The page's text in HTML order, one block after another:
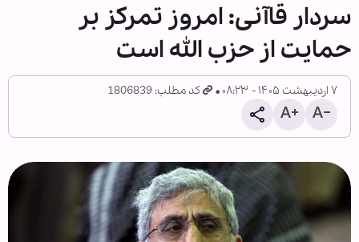
سردار قاآنی: امروز تمرکز بر
حمایت از حزب الله است
۷ اردیبهشت ۱۴۰۵ - ۰۸:۲۳ کد مطلب: 1806839